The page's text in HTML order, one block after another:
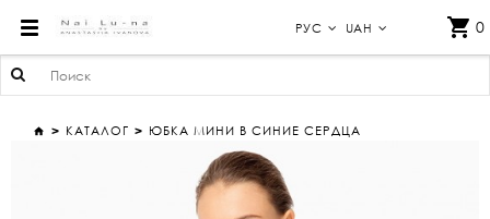
РУС UAH 0
КАТАЛОГ ЮБКА МИНИ В СИНИЕ СЕРДЦА
ЮБКА МИНИ В СИНИЕ СЕРДЦА